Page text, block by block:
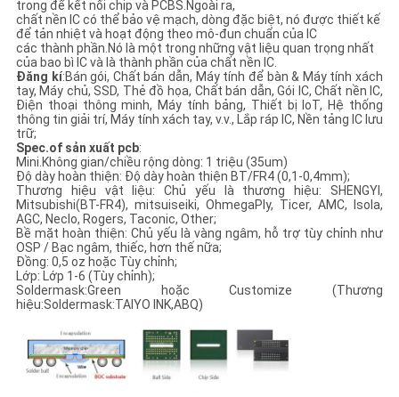
trong để kết nối chip và PCBS.Ngoài ra,
chất nền IC có thể bảo vệ mạch, dòng đặc biệt, nó được thiết kế
để tản nhiệt và hoạt động theo mô-đun chuẩn của IC
các thành phần.Nó là một trong những vật liệu quan trọng nhất
của bao bì IC và là thành phần của chất nền IC.
Đăng kí:Bán gói, Chất bán dẫn, Máy tính để bàn & Máy tính xách
tay, Máy chủ, SSD, Thẻ đồ họa, Chất bán dẫn, Gói IC, Chất nền IC,
Điện thoại thông minh, Máy tính bảng, Thiết bị IoT, Hệ thống
thông tin giải trí, Máy tính xách tay, v.v., Lắp ráp IC, Nền tảng IC lưu
trữ;
Spec.of sản xuất pcb:
Mini.Không gian/chiều rộng dòng: 1 triệu (35um)
Độ dày hoàn thiện: Độ dày hoàn thiện BT/FR4 (0,1-0,4mm);
Thương hiệu vật liệu: Chủ yếu là thương hiệu: SHENGYI,
Mitsubishi(BT-FR4), mitsuiseiki, OhmegaPly, Ticer, AMC, Isola,
AGC, Neclo, Rogers, Taconic, Other;
Bề mặt hoàn thiện: Chủ yếu là vàng ngâm, hỗ trợ tùy chỉnh như
OSP / Bạc ngâm, thiếc, hơn thế nữa;
Đồng: 0,5 oz hoặc Tùy chỉnh;
Lớp: Lớp 1-6 (Tùy chỉnh);
Soldermask:Green hoặc Customize (Thương
hiệu:Soldermask:TAIYO INK,ABQ)